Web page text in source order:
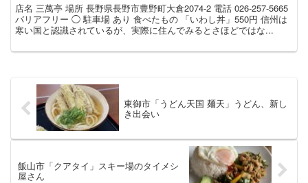
店名 三萬亭 場所 長野県長野市豊野町大倉2074-2 電話 026-257-5665
バリアフリー ◯ 駐車場 あり 食べたもの 「いわし丼」550円 信州は
寒い国と認識されているが、実際に住んでみるとさほどではな...
東御市「うどん天国 麺天」うどん、新し
き出会い
飯山市「クアタイ」スキー場のタイメシ
屋さん